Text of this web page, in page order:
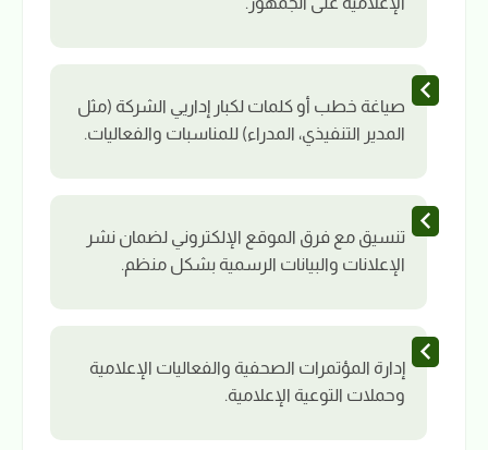
صياغة خطب أو كلمات لكبار إداريي الشركة (مثل
المدير التنفيذي، المدراء) للمناسبات والفعاليات.
تنسيق مع فرق الموقع الإلكتروني لضمان نشر
الإعلانات والبيانات الرسمية بشكل منظم.
إدارة المؤتمرات الصحفية والفعاليات الإعلامية
وحملات التوعية الإعلامية.